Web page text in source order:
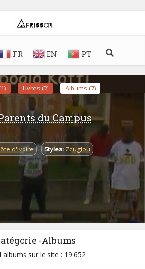
FR EN PT
Livres (2) Albums (7)
du Campus
d'Ivoire Styles: Zouglou
-Albums
albums sur le site : 19 652